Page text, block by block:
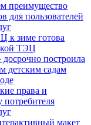
преимущество
для пользователей
к зиме готова
ТЭЦ
построила
детским садам
права и
потребителя
макет